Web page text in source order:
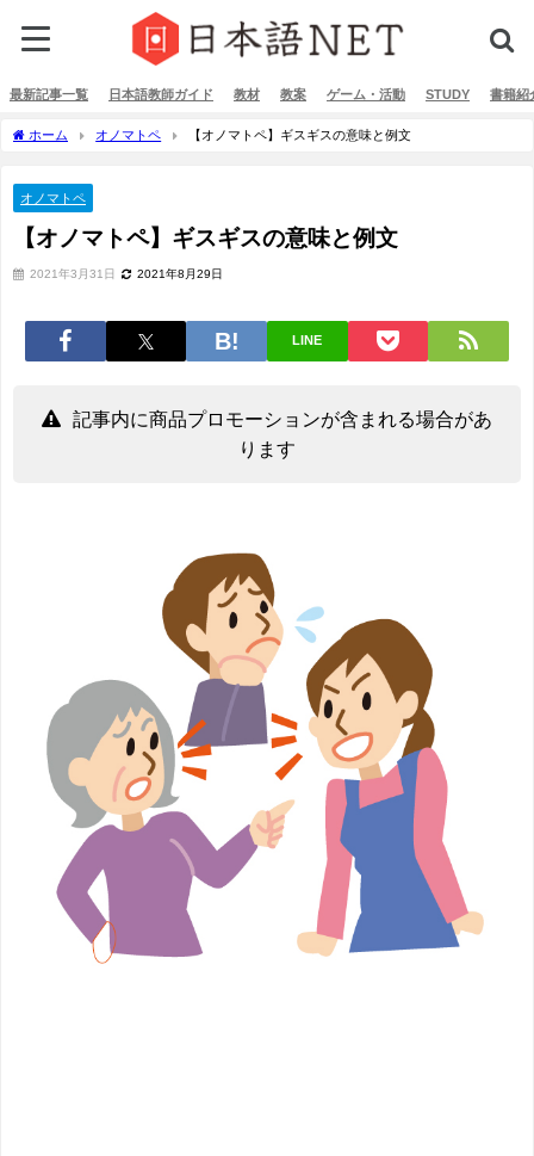
最新記事一覧 日本語教師ガイド 教材 教案 ゲーム・活動 STUDY 書籍紹
ホーム オノマトペ 【オノマトペ】ギスギスの意味と例文
オノマトペ
【オノマトペ】ギスギスの意味と例文
2021年3月31日 2021年8月29日
LINE
記事内に商品プロモーションが含まれる場合があ
ります